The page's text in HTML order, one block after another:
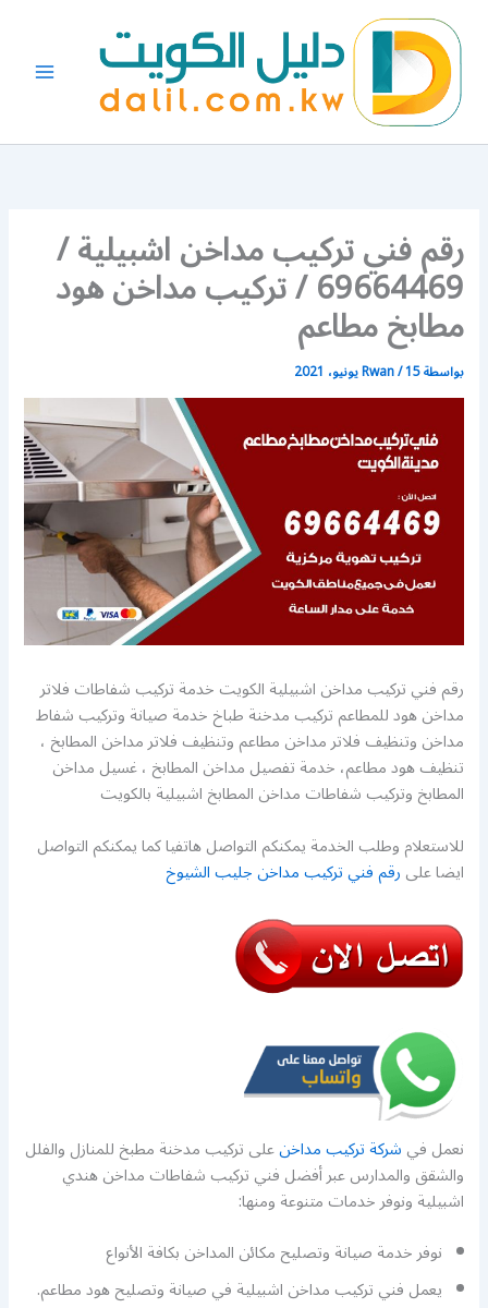
المحتوى
رقم فني تركيب مداخن اشبيلية /
69664469 / تركيب مداخن هود
مطابخ مطاعم
بواسطة Rwan/15 يونيو، 2021
رقم فني تركيب مداخن اشبيلية الكويت خدمة تركيب شفاطات فلاتر
مداخن هود للمطاعم تركيب مدخنة طباخ خدمة صيانة وتركيب شفاط
مداخن وتنظيف فلاتر مداخن مطاعم وتنظيف فلاتر مداخن المطابخ ،
تنظيف هود مطاعم، خدمة تفصيل مداخن المطابخ ، غسيل مداخن
المطابخ وتركيب شفاطات مداخن المطابخ اشبيلية بالكويت
للاستعلام وطلب الخدمة يمكنكم التواصل هاتفيا كما يمكنكم التواصل
ايضا علىرقم فني تركيب مداخن جليب الشيوخ
نعمل فيشركة تركيب مداخنعلى تركيب مدخنة مطبخ للمنازل والفلل
والشقق والمدارس عبر أفضل فني تركيب شفاطات مداخن هندي
اشبيلية ونوفر خدمات متنوعة ومنها:
نوفر خدمة صيانة وتصليح مكائن المداخن بكافة الأنواع
يعمل فني تركيب مداخن اشبيلية في صيانة وتصليح هود مطاعم.